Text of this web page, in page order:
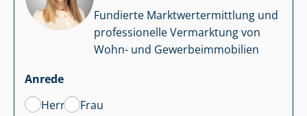
Fundierte Markt­wert­ermitt­lung und
professionelle Vermarktung von
Wohn- und Ge­wer­be­im­mo­bi­li­en
Anrede
Herr
Frau